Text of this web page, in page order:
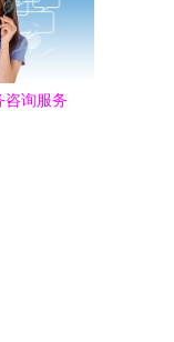
咨询服务